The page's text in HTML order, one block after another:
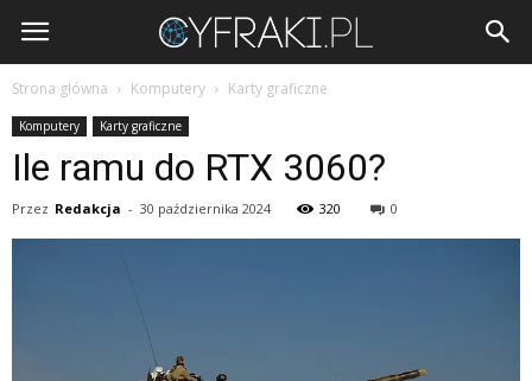
Cyfraki.pl
Strona główna Komputery Karty graficzne
Komputery Karty graficzne
Ile ramu do RTX 3060?
Przez Redakcja - 30 października 2024 320 0